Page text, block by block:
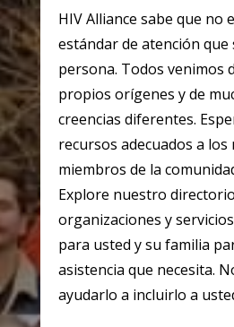
HIV Alliance sabe que no
estándar de atención que
persona. Todos venimos
propios orígenes y de
creencias diferentes.
recursos adecuados a
miembros de la
Explore nuestro
organizaciones y
para usted y su familia
asistencia que necesita.
ayudarlo a incluirlo a